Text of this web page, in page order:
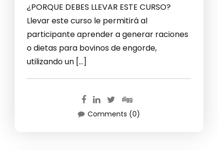
¿PORQUE DEBES LLEVAR ESTE CURSO?
Llevar este curso le permitirá al
participante aprender a generar raciones
o dietas para bovinos de engorde,
utilizando un […]
Comments (0)